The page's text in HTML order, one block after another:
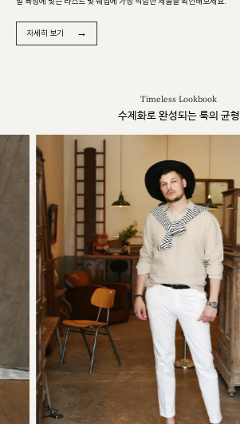
자세히 보기 →
Timeless Lookbook
수제화로 완성되는 룩의 균형